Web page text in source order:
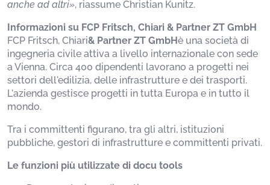
anche ad altri», riassume Christian Kunitz.
Informazioni su FCP Fritsch, Chiari & Partner ZT GmbH
FCP Fritsch, Chiari& Partner ZT GmbHè una società di
ingegneria civile attiva a livello internazionale con sede
a Vienna. Circa 400 dipendenti lavorano a progetti nei
settori dell'edilizia, delle infrastrutture e dei trasporti.
L'azienda gestisce progetti in tutta Europa e in tutto il
mondo.
Tra i committenti figurano, tra gli altri, istituzioni
pubbliche, gestori di infrastrutture e committenti privati.
Le funzioni più utilizzate di docu tools